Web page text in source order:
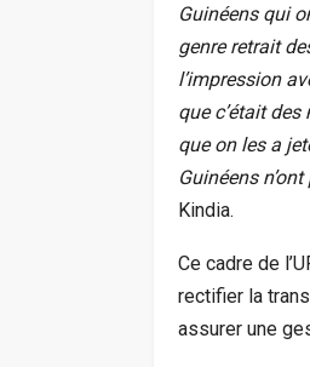
Guinéens qui
genre retrait
l’impression
que c’était
que on les a
Guinéens
Kindia.
Ce cadre de
rectifier la
assurer une